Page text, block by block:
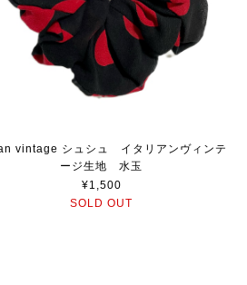
vintage シュシュ イタリアンヴィンテ
ージ生地 水玉
¥1,500
SOLD OUT